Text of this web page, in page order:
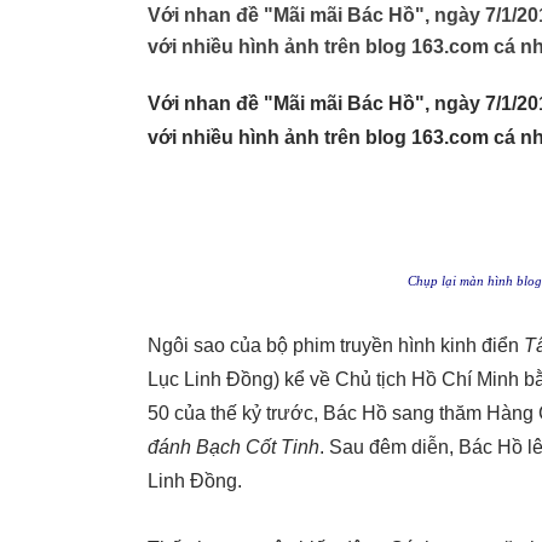
Với nhan đề "Mãi mãi Bác Hồ", ngày 7/1/
với nhiều hình ảnh trên blog 163.com cá
Với nhan đề "Mãi mãi Bác Hồ", ngày 7/1/
với nhiều hình ảnh trên blog 163.com cá
Chụp lại màn hình
Ngôi sao của bộ phim truyền hình kinh điển
Lục Linh Đồng) kể về Chủ tịch Hồ Chí Minh
50 của thế kỷ trước, Bác Hồ sang thăm
đánh Bạch Cốt Tinh. Sau đêm diễn, Bác Hồ
Linh Đồng.